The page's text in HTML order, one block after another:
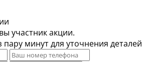
участник акции.
минут для уточнения деталей